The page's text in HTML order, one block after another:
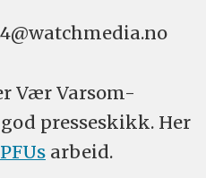
Vær Varsom-
presseskikk. Her
PFUsarbeid.